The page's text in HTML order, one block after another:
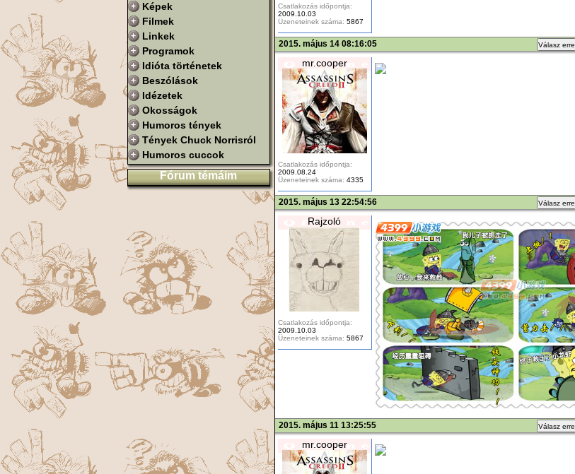
Képek
Filmek
Linkek
Programok
Idióta történetek
Beszólások
Idézetek
Okosságok
Humoros tények
Tények Chuck Norrisról
Humoros cuccok
Fórum témáim
Csatlakozás időpontja:
2009.10.03
Üzeneteinek száma: 5867
2015. május 14 08:16:05 Válasz erre
mr.cooper
Csatlakozás időpontja:
2009.08.24
Üzeneteinek száma: 4335
2015. május 13 22:54:56 Válasz erre
Rajzoló
Csatlakozás időpontja:
2009.10.03
Üzeneteinek száma: 5867
2015. május 11 13:25:55 Válasz erre
mr.cooper